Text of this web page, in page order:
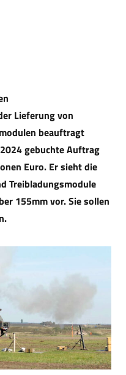
Lieferung von
beauftragt
gebuchte Auftrag
Euro. Er sieht die
Treibladungsmodule
155mm vor. Sie sollen